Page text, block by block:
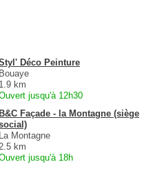
Déco Peinture
Bouaye
1.9 km
jusqu'à 12h30
B&C Façade - la Montagne (siège
La Montagne
km
jusqu'à 18h